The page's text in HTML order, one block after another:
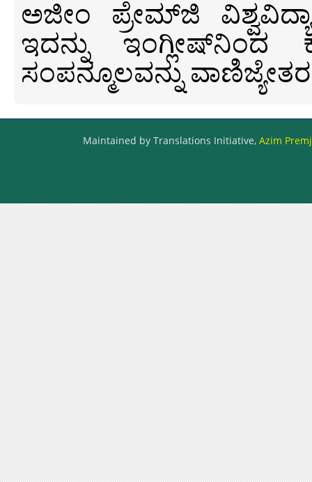
ಅಜೀಂ ಪ್ರೇಮ್‍ಜಿ
ಇದನ್ನು ಇಂಗ್ಲೀಷ್‍ನಿಂದ
ಸಂಪನ್ಮೂಲವನ್ನು
Maintained by Translations Initiative, Azim